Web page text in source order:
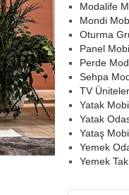
Modalife
Mondi
Oturma
Panel
Perde
Sehpa
TV
Yatak
Yatak
Yataş
Yemek
Yemek